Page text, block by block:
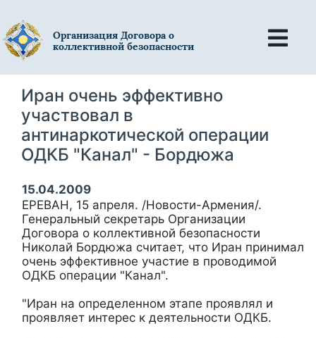
Организация Договора о
коллективной безопасности
Иран очень эффективно
участвовал в
антинаркотической операции
ОДКБ "Канал" - Бордюжа
15.04.2009
ЕРЕВАН, 15 апреля. /Новости-Армения/.
Генеральный секретарь Организации
Договора о коллективной безопасности
Николай Бордюжа считает, что Иран принимал
очень эффективное участие в проводимой
ОДКБ операции "Канал".
"Иран на определенном этапе проявлял и
проявляет интерес к деятельности ОДКБ.